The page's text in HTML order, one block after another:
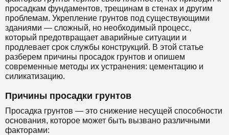
просадкам фундаментов, трещинам в стенах и другим
проблемам. Укрепление грунтов под существующими
зданиями — сложный, но необходимый процесс,
который предотвращает аварийные ситуации и
продлевает срок службы конструкций. В этой статье
разберем причины просадок грунтов и опишем
современные методы их устранения: цементацию и
силикатизацию.
Причины просадки грунтов
Просадка грунтов — это снижение несущей способности
основания, которое может быть вызвано различными
факторами: